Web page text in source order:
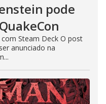
pode
Steam Deck O post
anunciado na